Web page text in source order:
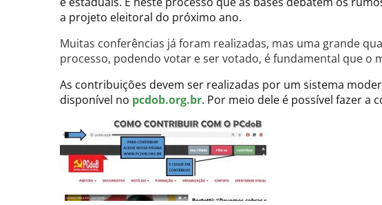
a projeto eleitoral do próximo ano.
Muitas conferências já foram realizadas, mas uma grande
processo, podendo votar e ser votado, é fundamental que
As contribuições devem ser realizadas por um sistema
disponível no pcdob.org.br. Por meio dele é possível fazer a